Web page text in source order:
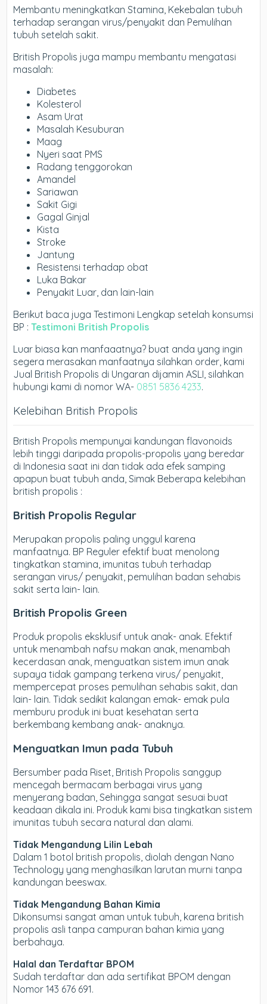
Membantu meningkatkan Stamina, Kekebalan tubuh
terhadap serangan virus/penyakit dan Pemulihan
tubuh setelah sakit.
British Propolis juga mampu membantu mengatasi
masalah:
Diabetes
Kolesterol
Asam Urat
Masalah Kesuburan
Maag
Nyeri saat PMS
Radang tenggorokan
Amandel
Sariawan
Sakit Gigi
Gagal Ginjal
Kista
Stroke
Jantung
Resistensi terhadap obat
Luka Bakar
Penyakit Luar, dan lain-lain
Berikut baca juga Testimoni Lengkap setelah konsumsi
BP :Testimoni British Propolis
Luar biasa kan manfaaatnya? buat anda yang ingin
segera merasakan manfaatnya silahkan order, kami
Jual British Propolis di Ungaran dijamin ASLI, silahkan
hubungi kami di nomor WA- 0851 5836 4233.
Kelebihan British Propolis
British Propolis mempunyai kandungan flavonoids
lebih tinggi daripada propolis-propolis yang beredar
di Indonesia saat ini dan tidak ada efek samping
apapun buat tubuh anda, Simak Beberapa kelebihan
british propolis :
British Propolis Regular
Merupakan propolis paling unggul karena
manfaatnya. BP Reguler efektif buat menolong
tingkatkan stamina, imunitas tubuh terhadap
serangan virus/ penyakit, pemulihan badan sehabis
sakit serta lain- lain.
British Propolis Green
Produk propolis eksklusif untuk anak- anak. Efektif
untuk menambah nafsu makan anak, menambah
kecerdasan anak, menguatkan sistem imun anak
supaya tidak gampang terkena virus/ penyakit,
mempercepat proses pemulihan sehabis sakit, dan
lain- lain. Tidak sedikit kalangan emak- emak pula
memburu produk ini buat kesehatan serta
berkembang kembang anak- anaknya.
Menguatkan Imun pada Tubuh
Bersumber pada Riset, British Propolis sanggup
mencegah bermacam berbagai virus yang
menyerang badan, Sehingga sangat sesuai buat
keadaan dikala ini. Produk kami bisa tingkatkan sistem
imunitas tubuh secara natural dan alami.
Tidak Mengandung Lilin Lebah
Dalam 1 botol british propolis, diolah dengan Nano
Technology yang menghasilkan larutan murni tanpa
kandungan beeswax.
Tidak Mengandung Bahan Kimia
Dikonsumsi sangat aman untuk tubuh, karena british
propolis asli tanpa campuran bahan kimia yang
berbahaya.
Halal dan Terdaftar BPOM
Sudah terdaftar dan ada sertifikat BPOM dengan
Nomor 143 676 691.